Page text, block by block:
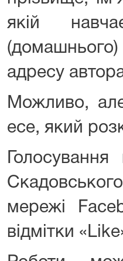
якій
(домашнього)
адресу
Можливо,
есе, який
мережі
відмітки